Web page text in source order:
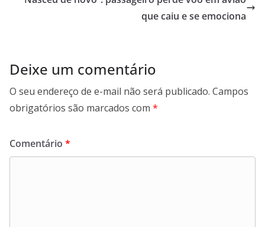
que caiu e se emociona
Deixe um comentário
O seu endereço de e-mail não será publicado. Campos
obrigatórios são marcados com *
Comentário *